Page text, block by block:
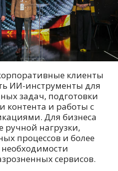
клиенты
ИИ-инструменты для
задач, подготовки
контента и работы с
Для бизнеса
ручной нагрузки,
процессов и более
сервисов.